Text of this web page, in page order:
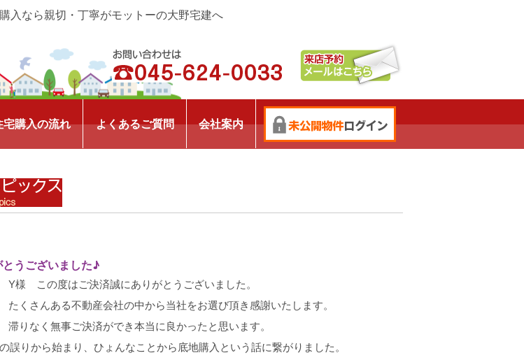
入なら親切・丁寧がモットーの大野宅建へ
宅購入の流れ よくあるご質問 会社案内
うございました♪
Y様 この度はご決済誠にありがとうございました。
たくさんある不動産会社の中から当社をお選び頂き感謝いたします。
滞りなく無事ご決済ができ本当に良かったと思います。
誤りから始まり、ひょんなことから底地購入という話に繋がりました。